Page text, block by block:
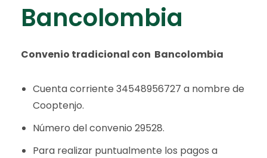
​Bancolombia
Convenio tradicional con Bancolombia
Cuenta corriente 34548956727 a nombre de
Cooptenjo.
Número del convenio 29528.
Para realizar puntualmente los pagos a